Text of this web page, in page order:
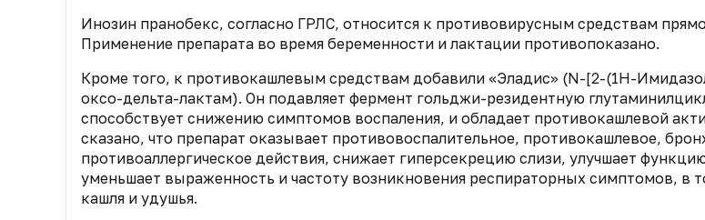
Инозин пранобекс, согласно ГРЛС, относится к противовирусным средствам
Применение препарата во время беременности и лактации противопоказано.
Кроме того, к противокашлевым средствам добавили «Эладис» (N-[2-(1H-
оксо-дельта-лактам). Он подавляет фермент гольджи-резидентную
способствует снижению симптомов воспаления, и обладает противокашлевой
сказано, что препарат оказывает противовоспалительное, противокашлевое,
противоаллергическое действия, снижает гиперсекрецию слизи, улучшает
уменьшает выраженность и частоту возникновения респираторных симптомов, в
кашля и удушья.